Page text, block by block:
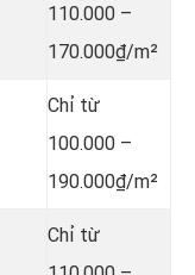
110.000 –
170.000₫/m²
Chỉ từ
100.000 –
190.000₫/m²
Chỉ từ